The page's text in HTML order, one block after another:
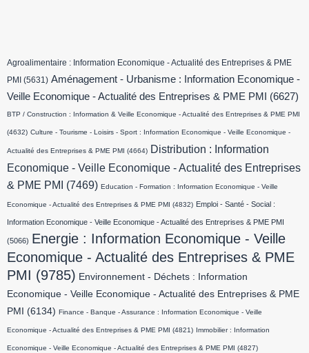
Agroalimentaire : Information Economique - Actualité des Entreprises & PME
PMI (5631) Aménagement - Urbanisme : Information Economique -
Veille Economique - Actualité des Entreprises & PME PMI
(6627)
BTP / Construction : Information & Veille Economique - Actualité des Entreprises & PME PMI
(4632) Culture - Tourisme - Loisirs - Sport : Information Economique - Veille Economique -
Actualité des Entreprises & PME PMI (4664) Distribution : Information
Economique - Veille Economique - Actualité des Entreprises
& PME PMI
(7469) Education - Formation : Information Economique - Veille
Economique - Actualité des Entreprises & PME PMI (4832) Emploi - Santé - Social :
Information Economique - Veille Economique - Actualité des Entreprises & PME PMI
(5066) Energie : Information Economique - Veille
Economique - Actualité des Entreprises & PME
PMI (9785) Environnement - Déchets : Information
Economique - Veille Economique - Actualité des Entreprises & PME
PMI
(6134) Finance - Banque - Assurance : Information Economique - Veille
Economique - Actualité des Entreprises & PME PMI (4821) Immobilier : Information
Economique - Veille Economique - Actualité des Entreprises & PME PMI (4827)